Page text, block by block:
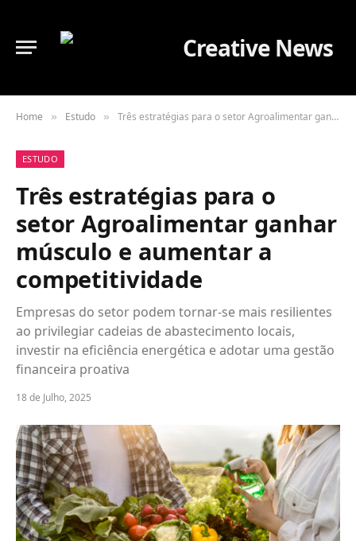
Home » Estudo » Três estratégias para o setor Agroalimentar ganhar músculo e aumentar a competitividade
ESTUDO
Três estratégias para o
setor Agroalimentar ganhar
músculo e aumentar a
competitividade
Empresas do setor podem tornar-se mais resilientes
ao privilegiar cadeias de abastecimento locais,
investir na eficiência energética e adotar uma gestão
financeira proativa
18 de Julho, 2025